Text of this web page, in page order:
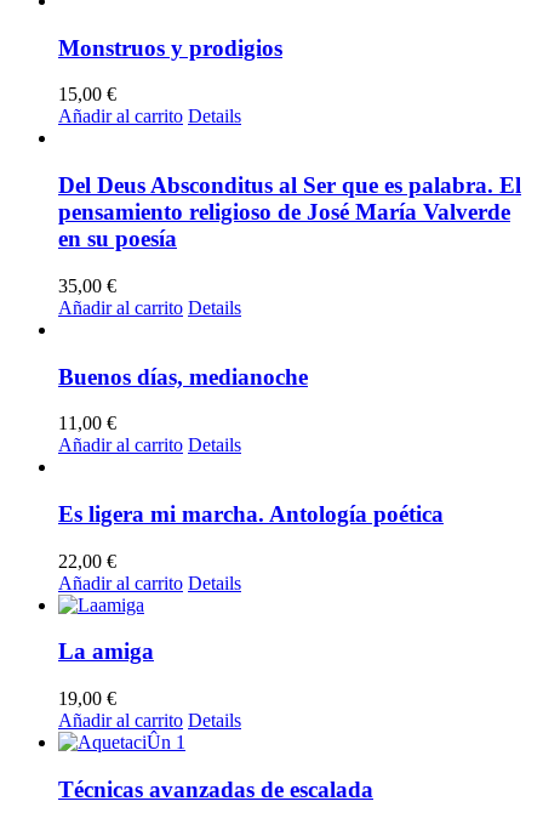
Monstruos y prodigios
15,00 €
Añadir al carrito Details
Del Deus Absconditus al Ser que es palabra. El
pensamiento religioso de José María Valverde
en su poesía
35,00 €
Añadir al carrito Details
Buenos días, medianoche
11,00 €
Añadir al carrito Details
Es ligera mi marcha. Antología poética
22,00 €
Añadir al carrito Details
La amiga
19,00 €
Añadir al carrito Details
Técnicas avanzadas de escalada